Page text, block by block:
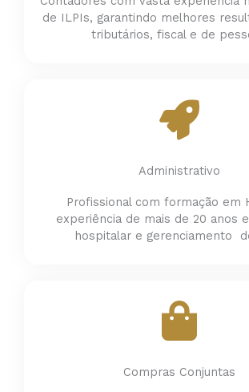
de ILPIs, garantindo melhores
tributários, fiscal e de
Administrativo
Profissional com formação em
experiência de mais de 20 anos
hospitalar e gerenciamento
Compras Conjuntas